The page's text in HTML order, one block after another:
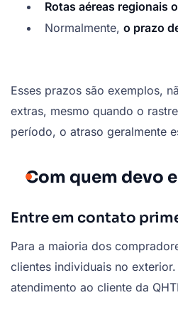
Rotas aéreas regionais
Normalmente, o prazo
Esses prazos são exemplos,
extras, mesmo quando o
período, o atraso geralmente
Com quem devo
Entre em contato
Para a maioria dos
clientes individuais no
atendimento ao cliente da